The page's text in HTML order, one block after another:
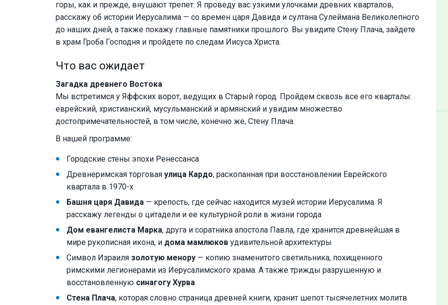
горы, как и прежде, внушают трепет. Я проведу вас узкими улочками древних кварталов,
расскажу об истории Иерусалима — со времен царя Давида и султана Сулеймана Великолепного
до наших дней, а также покажу главные памятники прошлого. Вы увидите Стену Плача, зайдете
в храм Гроба Господня и пройдете по следам Иисуса Христа.
Что вас ожидает
Загадка древнего Востока
Мы встретимся у Яффских ворот, ведущих в Старый город. Пройдем сквозь все его кварталы:
еврейский, христианский, мусульманский и армянский и увидим множество
достопримечательностей, в том числе, конечно же, Стену Плача.
В нашей программе:
Городские стены эпохи Ренессанса
Древнеримская торговая улица Кардо, раскопанная при восстановлении Еврейского
квартала в 1970-х
Башня царя Давида — крепость, где сейчас находится музей истории Иерусалима. Я
расскажу легенды о цитадели и ее культурной роли в жизни города
Дом евангелиста Марка, друга и соратника апостола Павла, где хранится древнейшая в
мире рукописная икона, и дома мамлюков удивительной архитектуры
Символ Израиля золотую менору — копию знаменитого светильника, похищенного
римскими легионерами из Иерусалимского храма. А также трижды разрушенную и
восстановленную синагогу Хурва
Стена Плача, которая словно страница древней книги, хранит шепот тысячелетних молитв